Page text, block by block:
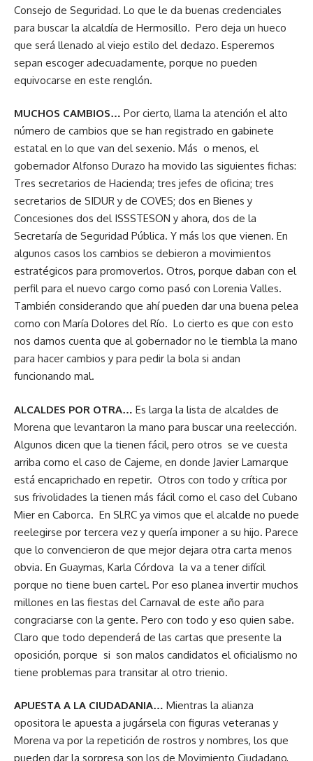
Consejo de Seguridad. Lo que le da buenas credenciales
para buscar la alcaldía de Hermosillo. Pero deja un hueco
que será llenado al viejo estilo del dedazo. Esperemos
sepan escoger adecuadamente, porque no pueden
equivocarse en este renglón.
MUCHOS CAMBIOS… Por cierto, llama la atención el alto
número de cambios que se han registrado en gabinete
estatal en lo que van del sexenio. Más o menos, el
gobernador Alfonso Durazo ha movido las siguientes fichas:
Tres secretarios de Hacienda; tres jefes de oficina; tres
secretarios de SIDUR y de COVES; dos en Bienes y
Concesiones dos del ISSSTESON y ahora, dos de la
Secretaría de Seguridad Pública. Y más los que vienen. En
algunos casos los cambios se debieron a movimientos
estratégicos para promoverlos. Otros, porque daban con el
perfil para el nuevo cargo como pasó con Lorenia Valles.
También considerando que ahí pueden dar una buena pelea
como con María Dolores del Río. Lo cierto es que con esto
nos damos cuenta que al gobernador no le tiembla la mano
para hacer cambios y para pedir la bola si andan
funcionando mal.
ALCALDES POR OTRA… Es larga la lista de alcaldes de
Morena que levantaron la mano para buscar una reelección.
Algunos dicen que la tienen fácil, pero otros se ve cuesta
arriba como el caso de Cajeme, en donde Javier Lamarque
está encaprichado en repetir. Otros con todo y crítica por
sus frivolidades la tienen más fácil como el caso del Cubano
Mier en Caborca. En SLRC ya vimos que el alcalde no puede
reelegirse por tercera vez y quería imponer a su hijo. Parece
que lo convencieron de que mejor dejara otra carta menos
obvia. En Guaymas, Karla Córdova la va a tener difícil
porque no tiene buen cartel. Por eso planea invertir muchos
millones en las fiestas del Carnaval de este año para
congraciarse con la gente. Pero con todo y eso quien sabe.
Claro que todo dependerá de las cartas que presente la
oposición, porque si son malos candidatos el oficialismo no
tiene problemas para transitar al otro trienio.
APUESTA A LA CIUDADANIA… Mientras la alianza
opositora le apuesta a jugársela con figuras veteranas y
Morena va por la repetición de rostros y nombres, los que
pueden dar la sorpresa son los de Movimiento Ciudadano,